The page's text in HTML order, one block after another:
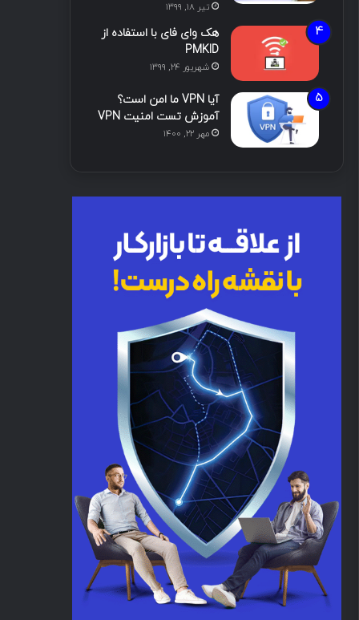
تیر ۱۸, ۱۳۹۹
هک وای فای با استفاده از
PMKID
شهریور ۲۴, ۱۳۹۹
آیا VPN ما امن است؟
آموزش تست امنیت VPN
مهر ۲۲, ۱۴۰۰